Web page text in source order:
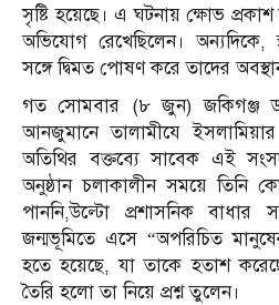
সৃষ্টি হয়েছে। এ ঘটনায় ক্ষোভ প্রকাশ
অভিযোগ রেখেছিলেন। অন্যদিকে,
সঙ্গে দ্বিমত পোষণ করে তাদের
গত সোমবার (৮ জুন) জকিগঞ্জ
আনজুমানে তালামীযে
অতিথির বক্তব্যে সাবেক এই
অনুষ্ঠান চলাকালীন সময়ে তিনি
পাননি,উল্টো প্রশাসনিক বাধার
জন্মভূমিতে এসে “অপরিচিত
হতে হয়েছে, যা তাকে হতাশ
তৈরি হলো তা নিয়ে প্রশ্ন তুলেন।